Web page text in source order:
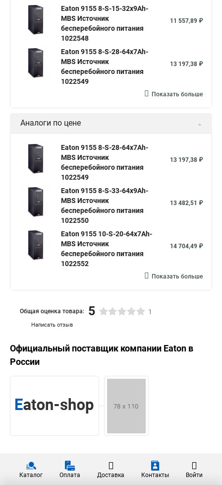
Eaton 9155 8-S-15-32x9Ah-
MBS Источник
бесперебойного питания
1022548
11 557,89 ₽
Eaton 9155 8-S-28-64x7Ah-
MBS Источник
бесперебойного питания
1022549
13 197,38 ₽
Показать больше
Аналоги по цене
Eaton 9155 8-S-28-64x7Ah-
MBS Источник
бесперебойного питания
1022549
13 197,38 ₽
Eaton 9155 8-S-33-64x9Ah-
MBS Источник
бесперебойного питания
1022550
13 482,51 ₽
Eaton 9155 10-S-20-64x7Ah-
MBS Источник
бесперебойного питания
1022552
14 704,49 ₽
Показать больше
Написать отзыв
Общая оценка товара: 5 1
Официальный поставщик компании Eaton в
России
Каталог Оплата Доставка Контакты Войти